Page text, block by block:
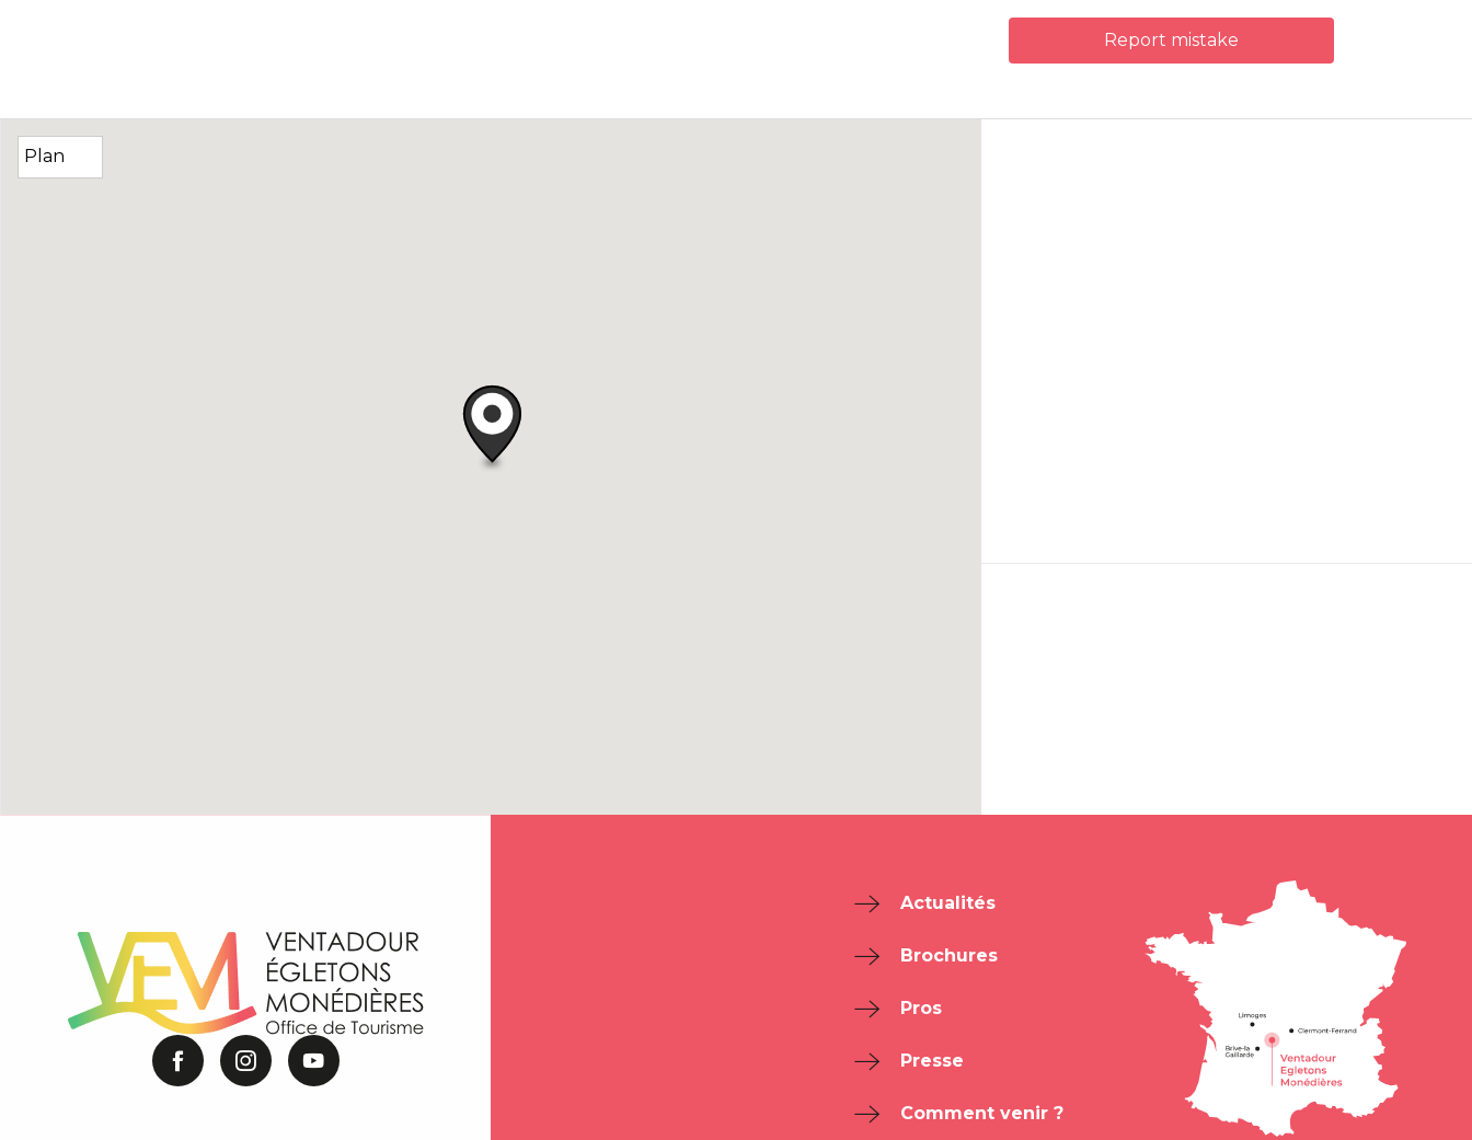
Report mistake
Actualités
Brochures
Pros
Presse
Comment venir ?